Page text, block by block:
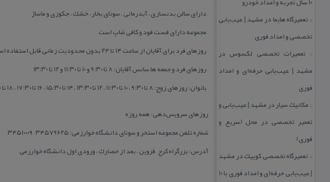
:: تعمیرگاه هایما در مشهد | عیب‌یابی
تخصصی و امداد فوری
:: تعمیرات تخصصی لكسوس در
مشهد | عیب‌یابی حرفه‌ای و امداد
فوری
:: مكانیك سیار در مشهد | عیب‌یابی و
تعمیر تخصصی در محل (سریع و
فوری)
:: تعمیرگاه تخصصی كوییك در مشهد
| عیب‌یابی حرفه‌ای و امداد فوری با ۱۰
– دارای سالن بدنسازی ، آبدرمانی ، سونای بخار ، خشك ، جكوزی و ماساژ
– مجموعه دارای فست فود و كافی شاپ است
– روزهای فرد برای آقایان از ساعت ۱۴ تا ۲۴ بدون محدودیت زمانی قابل استفاده است.
– روزهای فرد و جمعه ها سانس آقایان: ۸ تا ۹:۳۰ و ۱۰ تا ۱۱:۳۰ و ۱۲ تا ۱۳:۳۰
– بانوان: روزهای زوج: ۸ تا ۹:۳۰ ، ۱۰ تا ۱۱:۳۰ ، ۱۲ تا ۱۳:۳۰ ، ۱۴ تا ۱۵:۳۰ ، ۱۶ تا ۱۷:۳۰ ، ۱۸ تا ۱۹:۳۰
روزهای سرویس‌دهی: همه روزه
شماره تلفن مجموعه استخر و سونای دانشگاه خوارزمی: ۳۴۵۷۹۶۲۵ – ۳۴۵۱۰۰۰۹
آدرس: بزرگراه كرج – قزوین ، بعد از حصارك ، ورودی اول دانشگاه خوارزمی